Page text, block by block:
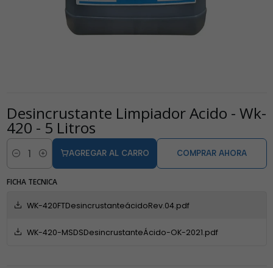
Desincrustante Limpiador Acido - Wk-
420 - 5 Litros
Cantidad
AGREGAR AL CARRO COMPRAR AHORA
FICHA TECNICA
WK-420FTDesincrustanteácidoRev.04.pdf
WK-420-MSDSDesincrustanteÁcido-OK-2021.pdf